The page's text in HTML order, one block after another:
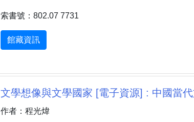
索書號：802.07 7731
館藏資訊
文學想像與文學國家 [電子資源] : 中國當
作者：程光煒